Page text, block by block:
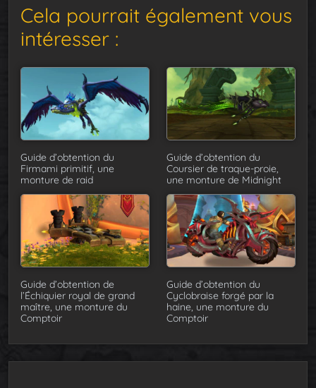
Cela pourrait également vous
intéresser :
Guide d’obtention du
Firmami primitif, une
monture de raid
Guide d’obtention du
Coursier de traque-proie,
une monture de Midnight
Guide d’obtention de
l’Échiquier royal de grand
maître, une monture du
Comptoir
Guide d’obtention du
Cyclobraise forgé par la
haine, une monture du
Comptoir